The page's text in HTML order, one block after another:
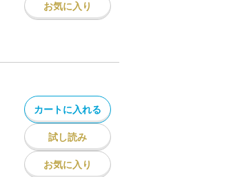
お気に入り
カートに入れる
試し読み
お気に入り